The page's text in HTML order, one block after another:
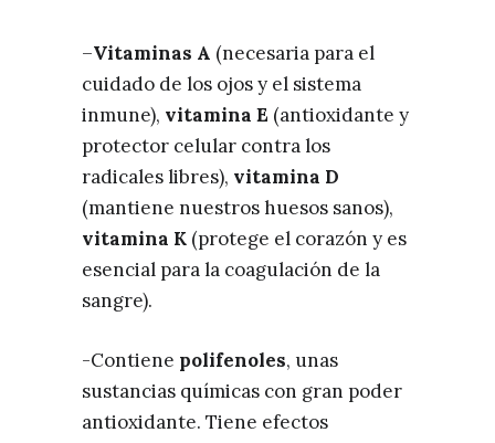
–Vitaminas A (necesaria para el
cuidado de los ojos y el sistema
inmune), vitamina E (antioxidante y
protector celular contra los
radicales libres), vitamina D
(mantiene nuestros huesos sanos),
vitamina K (protege el corazón y es
esencial para la coagulación de la
sangre).
-Contiene polifenoles, unas
sustancias químicas con gran poder
antioxidante. Tiene efectos